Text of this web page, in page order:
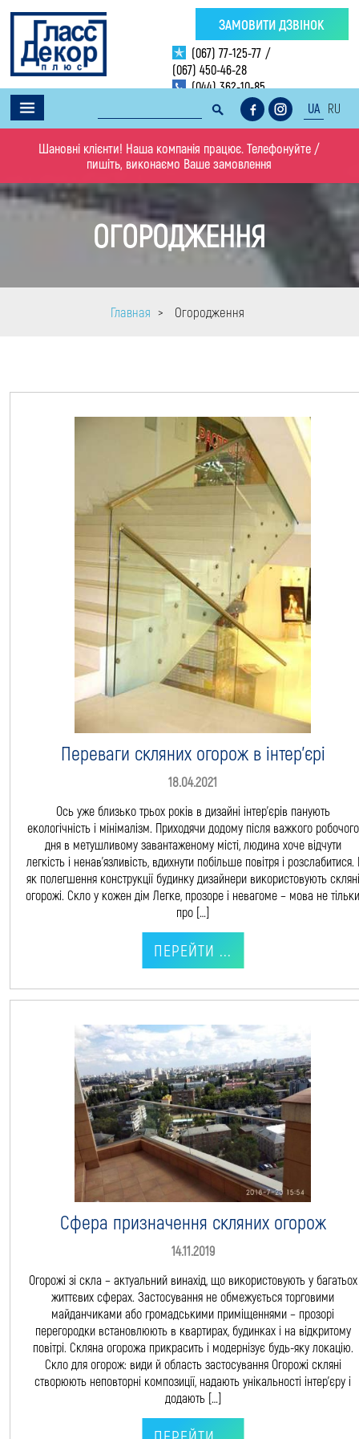
(067) 77-125-77 /
(067) 450-46-28
(044) 362-10-85
ЗАМОВИТИ ДЗВІНОК
UA RU
Шановні клієнти! Наша компанія працює. Телефонуйте /
пишіть, виконаємо Ваше замовлення
ОГОРОДЖЕННЯ
Главная > Огородження
Переваги скляних огорож в інтер’єрі
18.04.2021
Ось уже близько трьох років в дизайні інтер’єрів панують
екологічність і мінімалізм. Приходячи додому після важкого робочого
дня в метушливому завантаженому місті, людина хоче відчути
легкість і ненав’язливість, вдихнути побільше повітря і розслабитися. І
як полегшення конструкції будинку дизайнери використовують скляні
огорожі. Скло у кожен дім Легке, прозоре і невагоме – мова не
про […]
ПЕРЕЙТИ ...
Сфера призначення скляних огорож
14.11.2019
Огорожі зі скла – актуальний винахід, що використовують у багатьох
життєвих сферах. Застосування не обмежується торговими
майданчиками або громадськими приміщеннями – прозорі
перегородки встановлюють в квартирах, будинках і на відкритому
повітрі. Скляна огорожа прикрасить і модернізує будь-яку локацію.
Скло для огорож: види й область застосування Огорожі скляні
створюють неповторні композиції, надають унікальності інтер’єру і
додають […]